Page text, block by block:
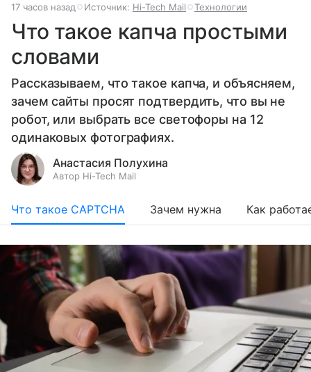
17 часов назад Источник: Hi-Tech Mail Технологии
Что такое капча простыми
словами
Рассказываем, что такое капча, и объясняем,
зачем сайты просят подтвердить, что вы не
робот, или выбрать все светофоры на 12
одинаковых фотографиях.
Анастасия Полухина
Автор Hi-Tech Mail
Что такое CAPTCHA Зачем нужна Как